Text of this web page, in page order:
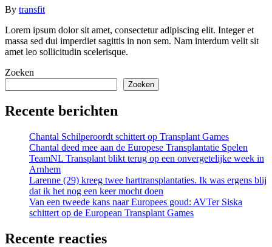
By transfit
Lorem ipsum dolor sit amet, consectetur adipiscing elit. Integer et
massa sed dui imperdiet sagittis in non sem. Nam interdum velit sit
amet leo sollicitudin scelerisque.
Zoeken
Zoeken
Recente berichten
Chantal Schilperoordt schittert op Transplant Games
Chantal deed mee aan de Europese Transplantatie Spelen
TeamNL Transplant blikt terug op een onvergetelijke week in
Arnhem
Larenne (29) kreeg twee harttransplantaties. Ik was ergens blij
dat ik het nog een keer mocht doen
Van een tweede kans naar Europees goud: AVTer Siska
schittert op de European Transplant Games
Recente reacties